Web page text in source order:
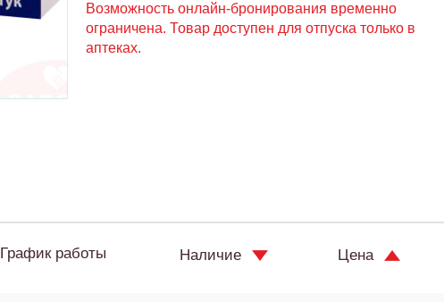
Возможность онлайн-бронирования временно
ограничена. Товар доступен для отпуска только в
аптеках.
График работы Наличие Цена